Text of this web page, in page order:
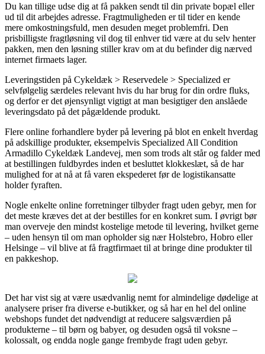
Du kan tillige udse dig at få pakken sendt til din private bopæl eller
ud til dit arbejdes adresse. Fragtmuligheden er til tider en kende
mere omkostningsfuld, men desuden meget problemfri. Den
prisbilligste fragtløsning vil dog til enhver tid være at du selv henter
pakken, men den løsning stiller krav om at du befinder dig nærved
internet firmaets lager.
Leveringstiden på Cykeldæk > Reservedele > Specialized er
selvfølgelig særdeles relevant hvis du har brug for din ordre fluks,
og derfor er det øjensynligt vigtigt at man besigtiger den anslåede
leveringsdato på det pågældende produkt.
Flere online forhandlere byder på levering på blot en enkelt hverdag
på adskillige produkter, eksempelvis Specialized All Condition
Armadillo Cykeldæk Landevej, men som trods alt står og falder med
at bestillingen fuldbyrdes inden et besluttet klokkeslæt, så de har
mulighed for at nå at få varen ekspederet før de logistikansatte
holder fyraften.
Nogle enkelte online forretninger tilbyder fragt uden gebyr, men for
det meste kræves det at der bestilles for en konkret sum. I øvrigt bør
man overveje den mindst kostelige metode til levering, hvilket gerne
– uden hensyn til om man opholder sig nær Holstebro, Hobro eller
Helsinge – vil blive at få fragtfirmaet til at bringe dine produkter til
en pakkeshop.
Det har vist sig at være usædvanlig nemt for almindelige dødelige at
analysere priser fra diverse e-butikker, og så har en hel del online
webshops fundet det nødvendigt at reducere salgsværdien på
produkterne – til børn og babyer, og desuden også til voksne –
kolossalt, og endda nogle gange frembyde fragt uden gebyr.